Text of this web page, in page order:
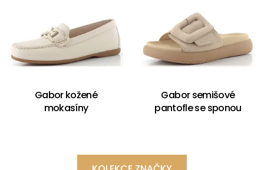
Gabor kožené
mokasíny
Gabor semišové
pantofle se sponou